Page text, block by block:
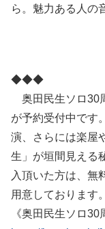
ら。魅力ある人の
◆◆◆
奥田民生ソロ30
が予約受付中です
演、さらには楽屋
生」が垣間見える
入頂いた方は、無
用意しております
《奥田民生ソロ30